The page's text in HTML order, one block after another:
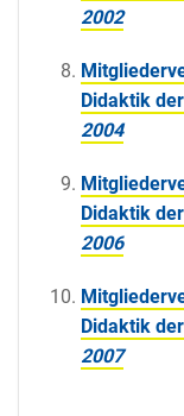
2002
Didaktik
2004
Didaktik
2006
Didaktik
2007